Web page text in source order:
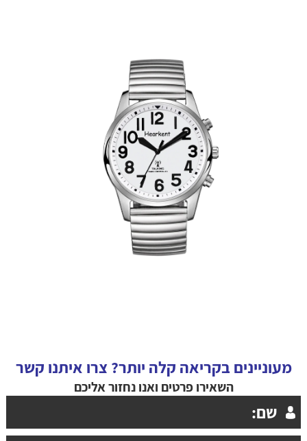
מעוניינים בקריאה קלה יותר? צרו איתנו קשר
השאירו פרטים ואנו נחזור אליכם